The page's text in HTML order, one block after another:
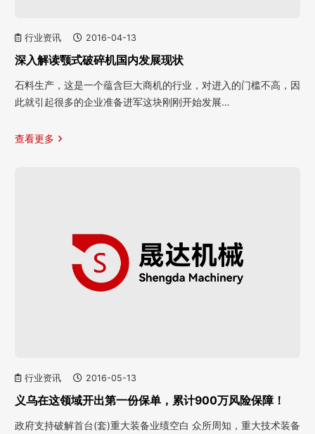
行业资讯 2016-04-13
深入解读颚式破碎机国内发展现状
石料生产，这是一个蕴含巨大商机的行业，对进入的门槛不高，因
此就引起很多的企业准备进军这块刚刚开始发展…
查看更多
行业资讯 2016-05-13
义乌在这领域开出第一份保单，累计900万风险保障！
政府支持破解首台(套)重大装备业绩空白 众所周知，重大技术装备